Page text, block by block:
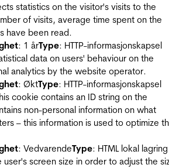
statistics on the visitor's visits to the
of visits, average time spent on the
have been read.
: 1 årType: HTTP-informasjonskapsel
data on users' behaviour on the
analytics by the website operator.
: ØktType: HTTP-informasjonskapsel
cookie contains an ID string on the
non-personal information on what
– this information is used to optimize
: VedvarendeType: HTML lokal lagring
user's screen size in order to adjust the